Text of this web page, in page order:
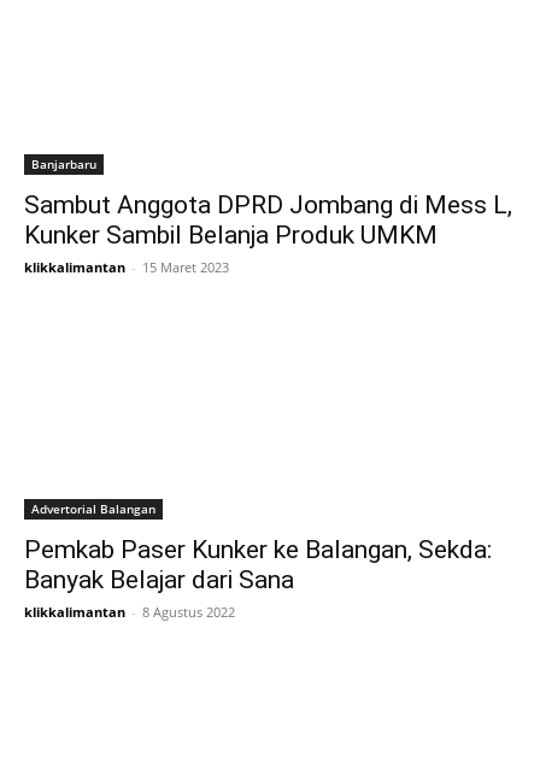
Banjarbaru
Sambut Anggota DPRD Jombang di Mess L,
Kunker Sambil Belanja Produk UMKM
klikkalimantan - 15 Maret 2023
Advertorial Balangan
Pemkab Paser Kunker ke Balangan, Sekda:
Banyak Belajar dari Sana
klikkalimantan - 8 Agustus 2022